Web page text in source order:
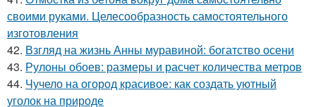
своими руками. Целесообразность самостоятельного
изготовления
42. Взгляд на жизнь Анны муравиной: богатство осени
43. Рулоны обоев: размеры и расчет количества метров
44. Чучело на огород красивое: как создать уютный
уголок на природе